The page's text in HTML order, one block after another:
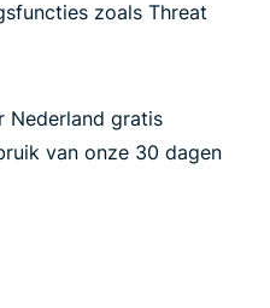
zoals Threat
Nederland gratis
van onze 30 dagen